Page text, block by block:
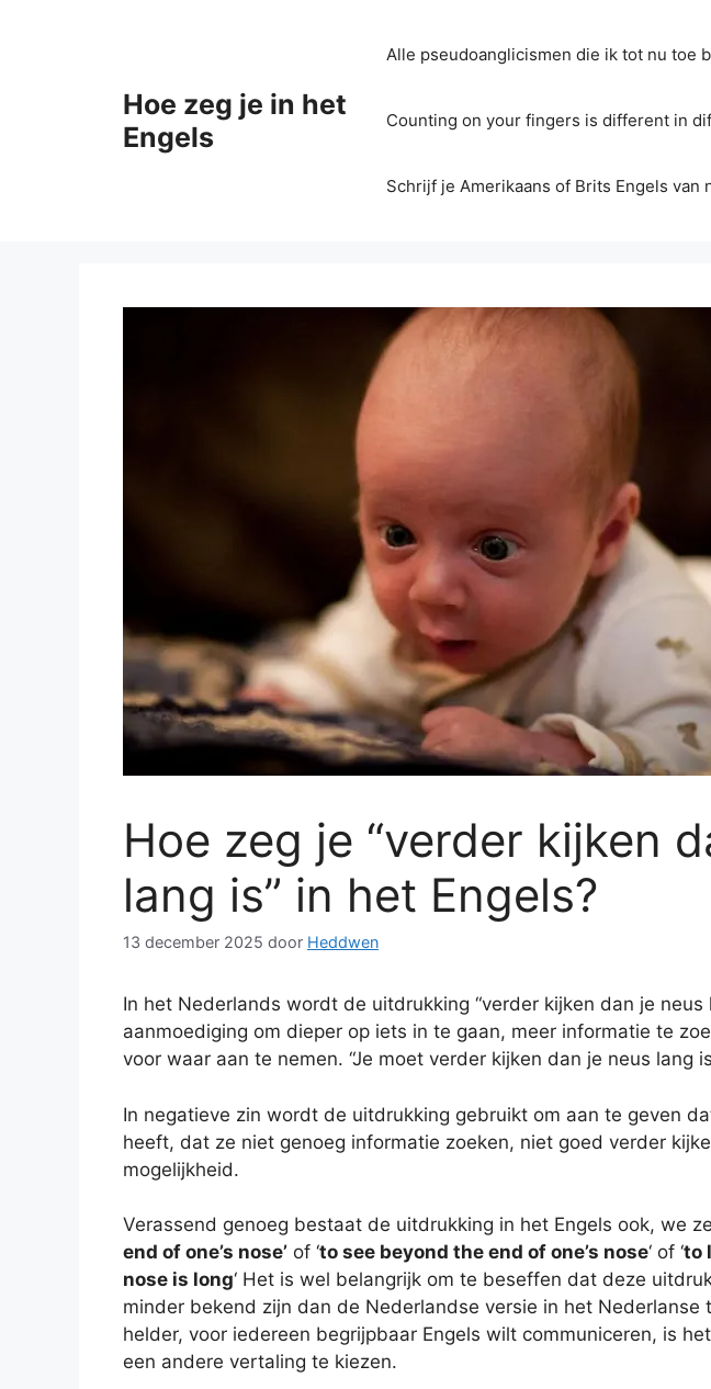
Hoe zeg je in het
Engels
Alle pseudoanglicismen die ik tot nu toe
Counting on your fingers is different in
Schrijf je Amerikaans of Brits Engels van
Hoe zeg je “verder kijken
lang is” in het Engels?
13 december 2025 door Heddwen
In het Nederlands wordt de uitdrukking “verder kijken dan je neus
aanmoediging om dieper op iets in te gaan, meer informatie te
voor waar aan te nemen. “Je moet verder kijken dan je neus lang
In negatieve zin wordt de uitdrukking gebruikt om aan te geven
heeft, dat ze niet genoeg informatie zoeken, niet goed verder
mogelijkheid.
Verassend genoeg bestaat de uitdrukking in het Engels ook, we
end of one’s nose’ of ‘to see beyond the end of one’s nose‘ of ‘to
nose is long‘ Het is wel belangrijk om te beseffen dat deze
minder bekend zijn dan de Nederlandse versie in het Nederlanse
helder, voor iedereen begrijpbaar Engels wilt communiceren, is
een andere vertaling te kiezen.